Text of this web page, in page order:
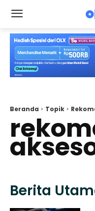
Beranda Topik
Berita